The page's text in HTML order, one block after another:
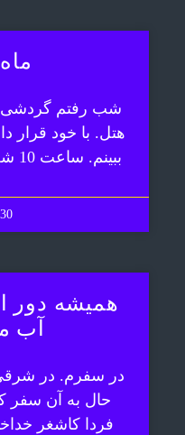
شب رفتم گردشی
هتل. با خود قرار
ببینم. ساعت 10 شب غروب می شود. پس
همیشه دور
آب
در سفرم. در
حال به آن سفر
فردا کاشغر